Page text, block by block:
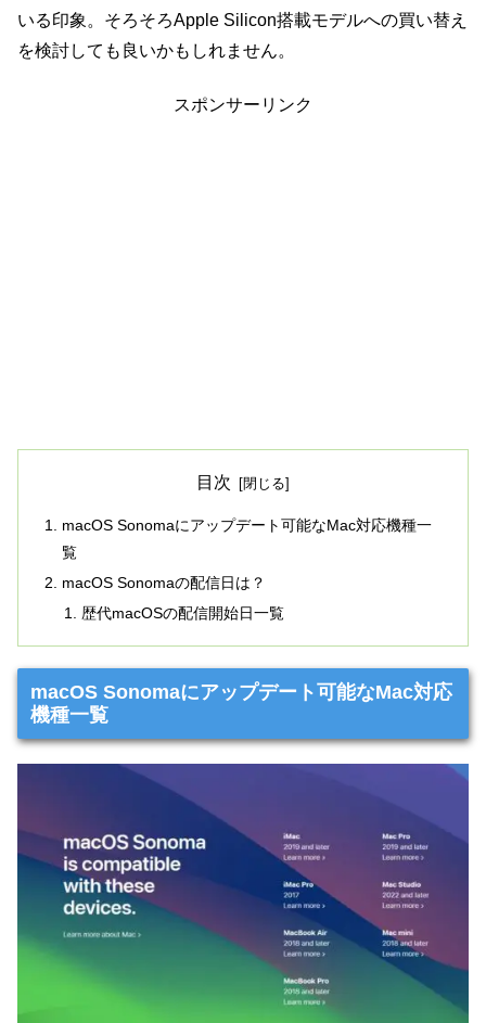
いる印象。そろそろApple Silicon搭載モデルへの買い替え
を検討しても良いかもしれません。
スポンサーリンク
目次
macOS Sonomaにアップデート可能なMac対応機種一
覧
macOS Sonomaの配信日は？
歴代macOSの配信開始日一覧
macOS Sonomaにアップデート可能なMac対応
機種一覧